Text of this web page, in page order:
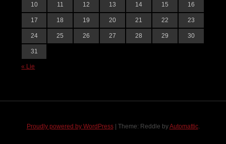
« Lie
10 11 12 13 14 15 16
17 18 19 20 21 22 23
24 25 26 27 28 29 30
31
Proudly powered by WordPress Theme: Reddle byAutomattic.